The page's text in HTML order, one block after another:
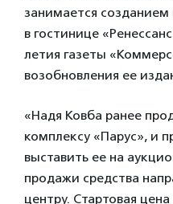
занимается
в гостинице
летия газеты
возобновления ее
«Надя Ковба ранее
комплексу «Парус», и
выставить ее на
продажи средства
центру. Стартовая